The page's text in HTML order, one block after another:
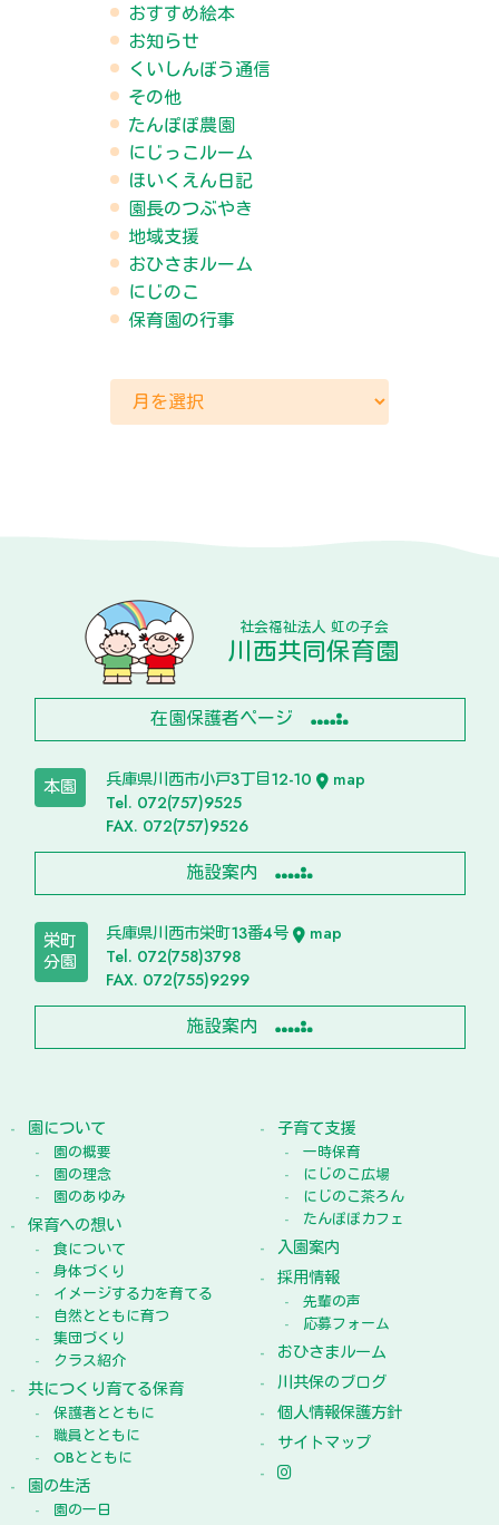
おすすめ絵本
お知らせ
くいしんぼう通信
その他
たんぽぽ農園
にじっこルーム
ほいくえん日記
園長のつぶやき
地域支援
おひさまルーム
にじのこ
保育園の行事
社会福祉法人 虹の子会
川西共同保育園
在園保護者ページ
本園 兵庫県川西市小戸3丁目12-10
map
Tel. 072(757)9525
FAX. 072(757)9526
施設案内
栄町
分園
兵庫県川西市栄町13番4号
map
Tel. 072(758)3798
FAX. 072(755)9299
施設案内
園について
園の概要
園の理念
園のあゆみ
保育への想い
食について
身体づくり
イメージする力を育てる
自然とともに育つ
集団づくり
クラス紹介
共につくり育てる保育
保護者とともに
職員とともに
OBとともに
園の生活
園の一日
子育て支援
一時保育
にじのこ広場
にじのこ茶ろん
たんぽぽカフェ
入園案内
採用情報
先輩の声
応募フォーム
おひさまルーム
川共保のブログ
個人情報保護方針
サイトマップ